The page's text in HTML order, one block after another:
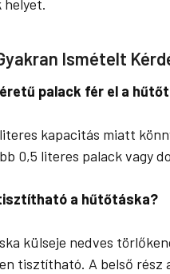
helyet.
Ismételt
palack fér el a
kapacitás miatt
0,5 literes palack vagy
a hűtőtáska?
külseje nedves
tisztítható. A belső rész